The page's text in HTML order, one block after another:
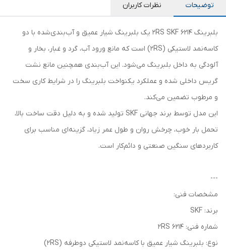
توضیحات نظرات کاربران
بلبرینگ 6214 2RS SKF یک بلبرینگ شیار عمیق و آب‌بندی‌شده با دو
کاسه‌نمد لاستیکی (2RS) است که مانع ورود آب، گرد و غبار، بخار و
آلودگی به داخل بلبرینگ می‌شود. این آب‌بندی همچنین مانع نشت
گریس داخلی شده و عملکرد یکنواخت بلبرینگ را در شرایط کاری سخت
و مرطوب تضمین می‌کند.
این مدل توسط برند جهانی SKF تولید شده و به دلیل دقت ساخت بالا،
تحمل بار خوب، چرخش روان و طول عمر زیاد، گزینه‌ای مناسب برای
کاربردهای سنگین صنعتی و دائم‌کار است.
---
مشخصات فنی:
برند: SKF
شماره فنی: 6214 2RS
نوع: بلبرینگ شیار عمیق با کاسه‌نمد لاستیکی دوطرفه (2RS)